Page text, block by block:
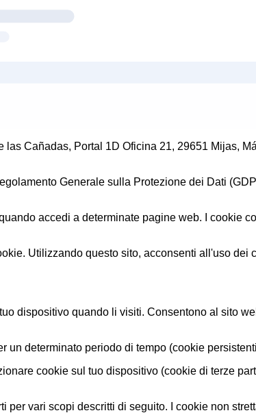
las Cañadas, Portal 1D Oficina 21, 29651 Mijas,
Generale sulla Protezione dei Dati
accedi a determinate pagine web. I cookie
Utilizzando questo sito, acconsenti all'uso dei
dispositivo quando li visiti. Consentono al sito
un determinato periodo di tempo (cookie
cookie sul tuo dispositivo (cookie di terze
per vari scopi descritti di seguito. I cookie non